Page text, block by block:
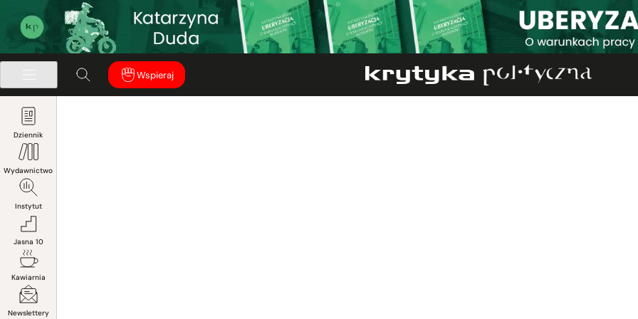
Wspieraj
Dziennik
Wydawnictwo
Instytut
Jasna 10
Kawiarnia
Newslettery